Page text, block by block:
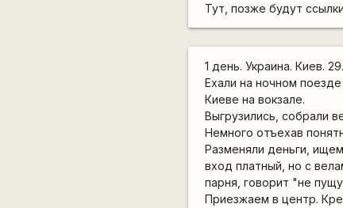
Тут, позже будут
1 день. Украина. Киев.
Ехали на ночном
Киеве на вокзале.
Выгрузились, собрали
Немного отъехав
Разменяли деньги,
вход платный, но с
парня, говорит "не
Приезжаем в центр.